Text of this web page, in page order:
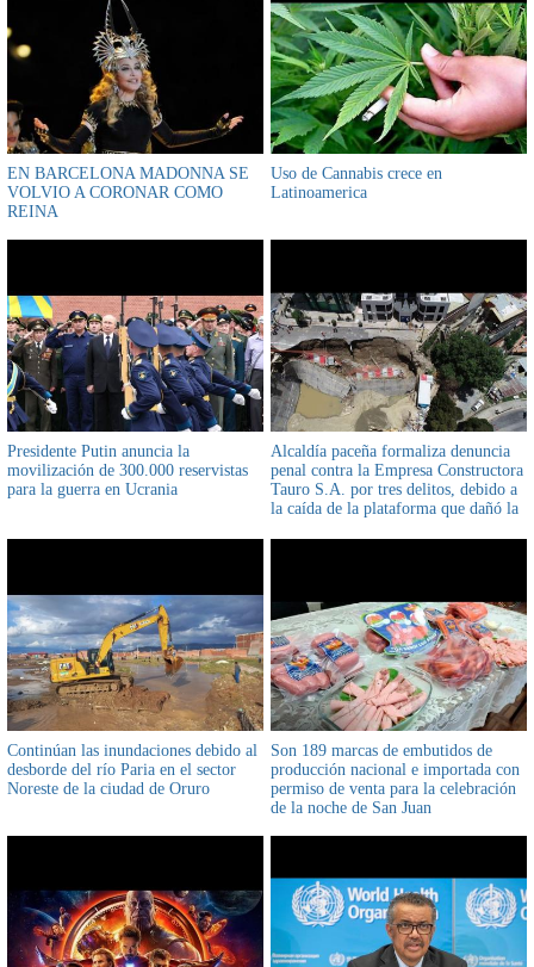
EN BARCELONA MADONNA SE
VOLVIO A CORONAR COMO
REINA
Uso de Cannabis crece en
Latinoamerica
Presidente Putin anuncia la
movilización de 300.000 reservistas
para la guerra en Ucrania
Alcaldía paceña formaliza denuncia
penal contra la Empresa Constructora
Tauro S.A. por tres delitos, debido a
la caída de la plataforma que dañó la
Continúan las inundaciones debido al
desborde del río Paria en el sector
Noreste de la ciudad de Oruro
Son 189 marcas de embutidos de
producción nacional e importada con
permiso de venta para la celebración
de la noche de San Juan